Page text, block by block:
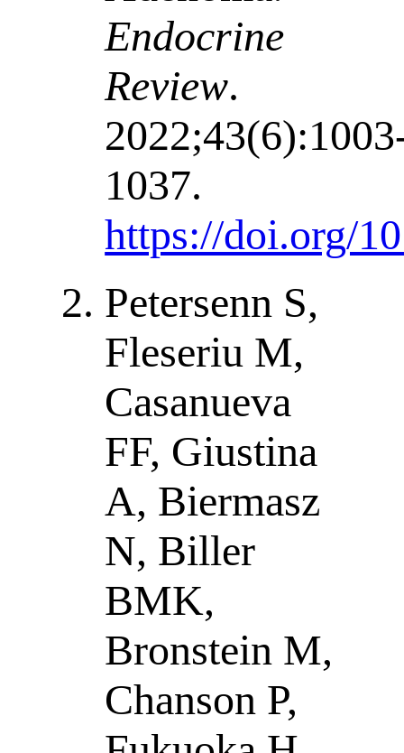
Endocrine
Review.
1037.
https://doi.org/
Petersenn S,
Fleseriu M,
Casanueva
FF, Giustina
A, Biermasz
N, Biller
BMK,
Bronstein M,
Chanson P,